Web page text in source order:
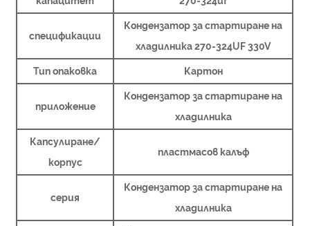
спецификации
Кондензатор за стартиране на
хладилника 270-324UF 330V
Тип опаковка Картон
приложение
Кондензатор за стартиране на
хладилника
Капсулиране/
корпус
пластмасов калъф
серия
Кондензатор за стартиране на
хладилника